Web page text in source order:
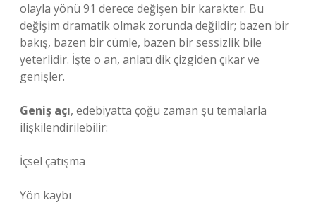
olayla yönü 91 derece değişen bir karakter. Bu
değişim dramatik olmak zorunda değildir; bazen bir
bakış, bazen bir cümle, bazen bir sessizlik bile
yeterlidir. İşte o an, anlatı dik çizgiden çıkar ve
genişler.
Geniş açı, edebiyatta çoğu zaman şu temalarla
ilişkilendirilebilir:
İçsel çatışma
Yön kaybı